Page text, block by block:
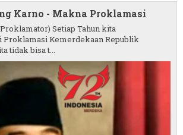
Karno - Makna Proklamasi
Setiap Tahun kita
Kemerdekaan Republik
tidak bisa t...